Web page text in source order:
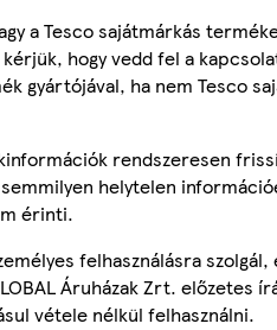
a Tesco sajátmárkás
hogy vedd fel a
gyártójával, ha nem Tesco
rendszeresen
helytelen
érinti.
felhasználásra
Áruházak Zrt. előzetes
vétele nélkül felhasználni.